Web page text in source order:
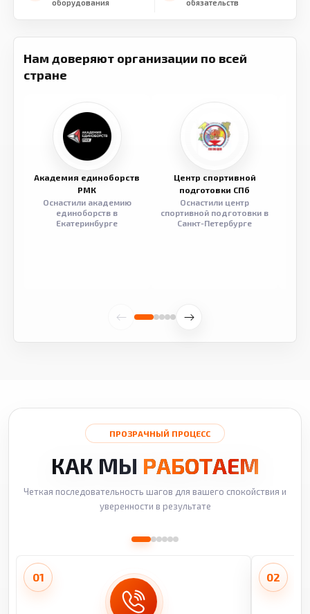
оборудования обязательств
Нам доверяют организации по всей
стране
Академия единоборств
РМК
Оснастили академию
единоборств в
Екатеринбурге
Центр спортивной
подготовки СПб
Оснастили центр
спортивной подготовки в
Санкт-Петербурге
ПРОЗРАЧНЫЙ ПРОЦЕСС
КАК МЫ РАБОТАЕМ
Четкая последовательность шагов для вашего спокойствия и
уверенности в результате
01 02